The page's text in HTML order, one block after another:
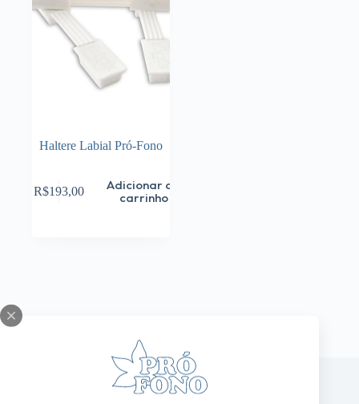
Haltere Labial Pró-Fono
R$193,00
Adicionar ao
carrinho